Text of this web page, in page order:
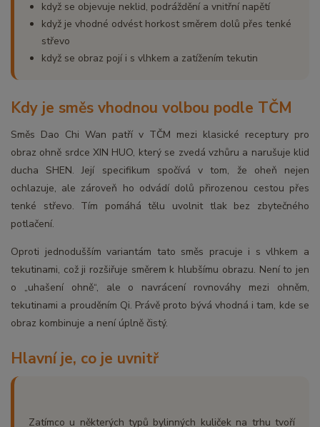
když se objevuje neklid, podráždění a vnitřní napětí
když je vhodné odvést horkost směrem dolů přes tenké
střevo
když se obraz pojí i s vlhkem a zatížením tekutin
Kdy je směs vhodnou volbou podle TČM
Směs Dao Chi Wan patří v TČM mezi klasické receptury pro
obraz ohně srdce XIN HUO, který se zvedá vzhůru a narušuje klid
ducha SHEN. Její specifikum spočívá v tom, že oheň nejen
ochlazuje, ale zároveň ho odvádí dolů přirozenou cestou přes
tenké střevo. Tím pomáhá tělu uvolnit tlak bez zbytečného
potlačení.
Oproti jednodušším variantám tato směs pracuje i s vlhkem a
tekutinami, což ji rozšiřuje směrem k hlubšímu obrazu. Není to jen
o „uhašení ohně“, ale o navrácení rovnováhy mezi ohněm,
tekutinami a prouděním Qi. Právě proto bývá vhodná i tam, kde se
obraz kombinuje a není úplně čistý.
Hlavní je, co je uvnitř
Zatímco u některých typů bylinných kuliček na trhu tvoří